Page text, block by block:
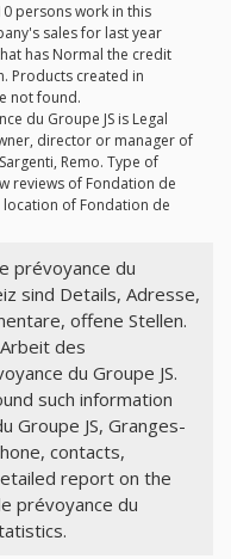
persons work in this
sales for last year
has Normal the credit
Products created in
not found.
du Groupe JS is Legal
director or manager of
Remo. Type of
reviews of Fondation de
location of Fondation de
prévoyance du
sind Details, Adresse,
offene Stellen.
des
du Groupe JS.
such information
Groupe JS, Granges-
contacts,
report on the
prévoyance du